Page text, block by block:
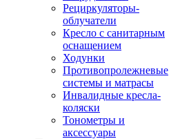
Рециркуляторы-
облучатели
Кресло с санитарным
оснащением
Ходунки
Противопролежневые
системы и матрасы
Инвалидные кресла-
коляски
Тонометры и
аксессуары